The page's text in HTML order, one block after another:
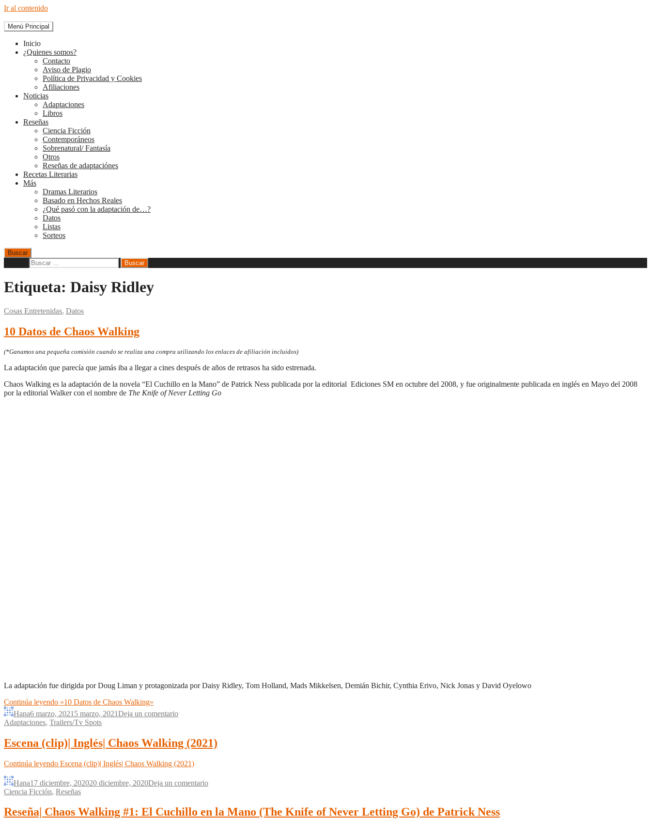
Ir al contenido
The Diary of Books
Menú Principal
Inicio
¿Quienes somos?
Contacto
Aviso de Plagio
Política de Privacidad y Cookies
Afiliaciones
Noticias
Adaptaciones
Libros
Reseñas
Ciencia Ficción
Contemporáneos
Sobrenatural/ Fantasía
Otros
Reseñas de adaptaciónes
Recetas Literarias
Más
Dramas Literarios
Basado en Hechos Reales
¿Qué pasó con la adaptación de…?
Datos
Listas
Sorteos
Buscar
Etiqueta: Daisy Ridley
Cosas Entretenidas, Datos
10 Datos de Chaos Walking
(*Ganamos una pequeña comisión cuando se realiza una compra utilizando los enlaces de afiliación incluidos)
La adaptación que parecía que jamás iba a llegar a cines después de años de retrasos ha sido estrenada.
Chaos Walking es la adaptación de la novela “El Cuchillo en la Mano” de Patrick Ness publicada por la editorial Ediciones SM en octubre del 2008, y fue originalmente publicada en inglés en Mayo del 2008
por la editorial Walker con el nombre de The Knife of Never Letting Go
La adaptación fue dirigida por Doug Liman y protagonizada por Daisy Ridley, Tom Holland, Mads Mikkelsen, Demián Bichir, Cynthia Erivo, Nick Jonas y David Oyelowo
Continúa leyendo «10 Datos de Chaos Walking»
Hana6 marzo, 2021 5 marzo, 2021Deja un comentario
Adaptaciones, Trailers/Tv Spots
Escena (clip)| Inglés| Chaos Walking (2021)
Continúa leyendo Escena (clip)| Inglés| Chaos Walking (2021)
Hana17 diciembre, 202020 diciembre, 2020Deja un comentario
Ciencia Ficción, Reseñas
Reseña| Chaos Walking #1: El Cuchillo en la Mano (The Knife of Never Letting Go) de Patrick Ness